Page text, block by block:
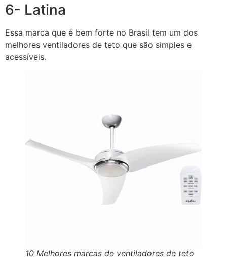
6- Latina
Essa marca que é bem forte no Brasil tem um dos
melhores ventiladores de teto que são simples e
acessíveis.
10 Melhores marcas de ventiladores de teto